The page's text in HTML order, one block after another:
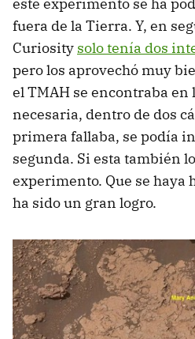
fuera de la Tierra. Y, en
Curiosity solo tenía dos
pero los aprovechó muy
el TMAH se encontraba en
necesaria, dentro de dos
primera fallaba, se podía
segunda. Si esta también
experimento. Que se haya
ha sido un gran logro.